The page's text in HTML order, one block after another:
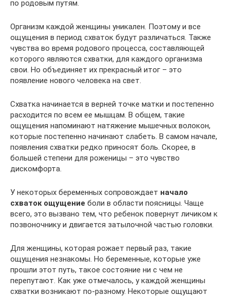
по родовым путям.
Организм каждой женщины уникален. Поэтому и все
ощущения в период схваток будут различаться. Также
чувства во время родового процесса, составляющей
которого являются схватки, для каждого организма
свои. Но объединяет их прекрасный итог – это
появление нового человека на свет.
Схватка начинается в верней точке матки и постепенно
расходится по всем ее мышцам. В общем, такие
ощущения напоминают натяжение мышечных волокон,
которые постепенно начинают слабеть. В самом начале,
появления схватки редко приносят боль. Скорее, в
большей степени для роженицы – это чувство
дискомфорта.
У некоторых беременных сопровождает начало
схваток ощущение боли в области поясницы. Чаще
всего, это вызвано тем, что ребенок повернут личиком к
позвоночнику и двигается затылочной частью головки.
Для женщины, которая рожает первый раз, такие
ощущения незнакомы. Но беременные, которые уже
прошли этот путь, такое состояние ни с чем не
перепутают. Как уже отмечалось, у каждой женщины
схватки возникают по-разному. Некоторые ощущают